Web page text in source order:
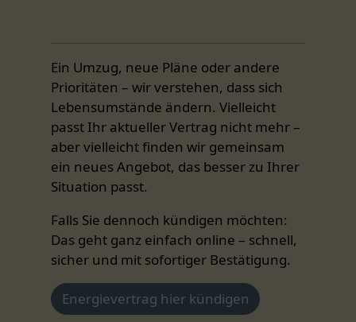
Ein Umzug, neue Pläne oder andere
Prioritäten – wir verstehen, dass sich
Lebensumstände ändern. Vielleicht
passt Ihr aktueller Vertrag nicht mehr –
aber vielleicht finden wir gemeinsam
ein neues Angebot, das besser zu Ihrer
Situation passt.
Falls Sie dennoch kündigen möchten:
Das geht ganz einfach online – schnell,
sicher und mit sofortiger Bestätigung.
Energievertrag hier kündigen